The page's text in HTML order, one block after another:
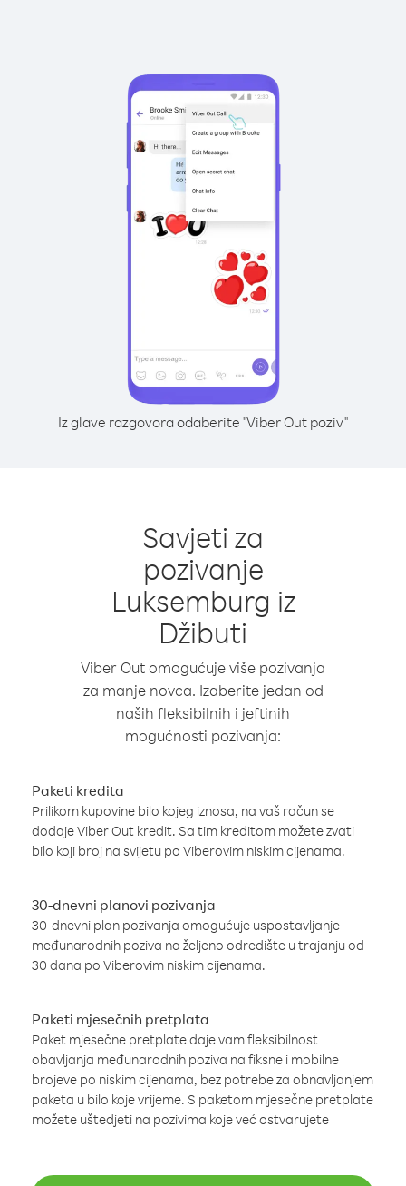
Iz glave razgovora odaberite "Viber Out poziv"
Savjeti za
pozivanje
Luksemburg iz
Džibuti
Viber Out omogućuje više pozivanja
za manje novca. Izaberite jedan od
naših fleksibilnih i jeftinih
mogućnosti pozivanja:
Paketi kredita
Prilikom kupovine bilo kojeg iznosa, na vaš račun se
dodaje Viber Out kredit. Sa tim kreditom možete zvati
bilo koji broj na svijetu po Viberovim niskim cijenama.
30-dnevni planovi pozivanja
30-dnevni plan pozivanja omogućuje uspostavljanje
međunarodnih poziva na željeno odredište u trajanju od
30 dana po Viberovim niskim cijenama.
Paketi mjesečnih pretplata
Paket mjesečne pretplate daje vam fleksibilnost
obavljanja međunarodnih poziva na fiksne i mobilne
brojeve po niskim cijenama, bez potrebe za obnavljanjem
paketa u bilo koje vrijeme. S paketom mjesečne pretplate
možete uštedjeti na pozivima koje već ostvarujete